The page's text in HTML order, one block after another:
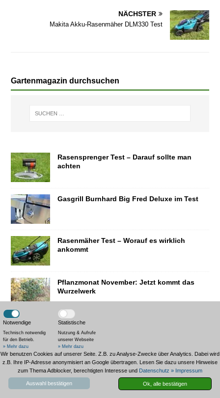
NÄCHSTER
Makita Akku-Rasenmäher DLM330 Test
Gartenmagazin durchsuchen
Rasensprenger Test – Darauf sollte man
achten
Gasgrill Burnhard Big Fred Deluxe im Test
Rasenmäher Test – Worauf es wirklich
ankommt
Pflanzmonat November: Jetzt kommt das
Wurzelwerk
Wild auf den Grill: Reh & Co. aus
nachhaltiger Jagd
Ratgeber zum Rasenmähen
Rasensprenger Test – Darauf sollte man
Notwendige
Technisch notwendig
für den Betrieb.
» Mehr dazu
Statistische
Nutzung & Aufrufe
unserer Webseite
» Mehr dazu
Wir benutzen Cookies auf unserer Seite. Z.B. zu Analyse-Zwecke über Analytics. Dabei wird
z.B. Ihre IP-Adresse anonymisiert an Google übertragen. Lesen Sie dazu unsere Hinweise
zum Thema Adblocker, berechtigten Interesse und Datenschutz » Impressum
Auswahl bestätigen Ok, alle bestätigen